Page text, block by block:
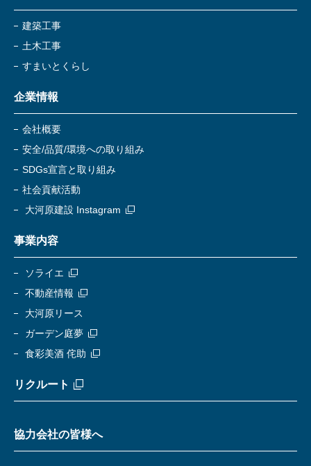
建築工事
土木工事
すまいとくらし
企業情報
会社概要
安全/品質/環境への取り組み
SDGs宣言と取り組み
社会貢献活動
大河原建設 Instagram
事業内容
ソライエ
不動産情報
大河原リース
ガーデン庭夢
食彩美酒 侘助
リクルート
協力会社の皆様へ